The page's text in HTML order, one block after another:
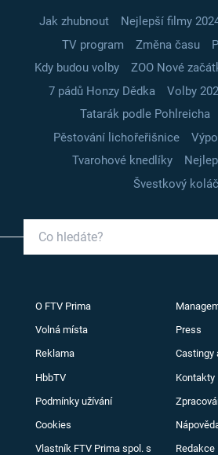
Jak zhubnout Nejlepší filmy
TV program
Změna času
Kdy budou volby
ZOO Nové
7 pádů Honzy Dědka
Volby
Tatarák podle Pohlreicha
Pěstování lichořeřišnice
Tvarohové knedlíky
Švestkový koláč
O FTV Prima
Volná místa Press
Reklama Castingy
HbbTV Kontakty
Podmínky užívání
Cookies
Vlastník FTV Prima spol. s Redakce